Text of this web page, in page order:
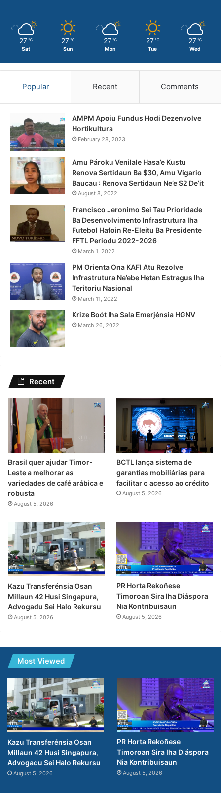
27 ℃
Sat
27 ℃
Sun
27 ℃
Mon
27 ℃
Tue
27 ℃
Wed
Popular Recent Comments
AMPM Apoiu Fundus Hodi Dezenvolve
Hortikultura
February 28, 2023
Amu Pároku Venilale Hasa’e Kustu
Renova Sertidaun Ba $30, Amu Vigario
Baucau : Renova Sertidaun Ne’e $2 De’it
August 8, 2022
Francisco Jeronimo Sei Tau Prioridade
Ba Desenvolvimento Infrastrutura Iha
Futebol Hafoin Re-Eleitu Ba Presidente
FFTL Periodu 2022-2026
March 1, 2022
PM Orienta Ona KAFI Atu Rezolve
Infrastrutura Ne’ebe Hetan Estragus Iha
Teritoriu Nasional
March 11, 2022
Krize Boót Iha Sala Emerjénsia HGNV
March 26, 2022
Recent
Brasil quer ajudar Timor-
Leste a melhorar as
variedades de café arábica e
robusta
August 5, 2026
BCTL lança sistema de
garantias mobiliárias para
facilitar o acesso ao crédito
August 5, 2026
Kazu Transferénsia Osan
Millaun 42 Husi Singapura,
Advogadu Sei Halo Rekursu
August 5, 2026
PR Horta Rekoñese
Timoroan Sira Iha Diáspora
Nia Kontribuisaun
August 5, 2026
Most Viewed
Kazu Transferénsia Osan
Millaun 42 Husi Singapura,
Advogadu Sei Halo Rekursu
August 5, 2026
PR Horta Rekoñese
Timoroan Sira Iha Diáspora
Nia Kontribuisaun
August 5, 2026